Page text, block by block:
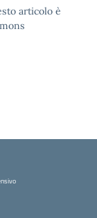
articolo è
iniziale della scuola